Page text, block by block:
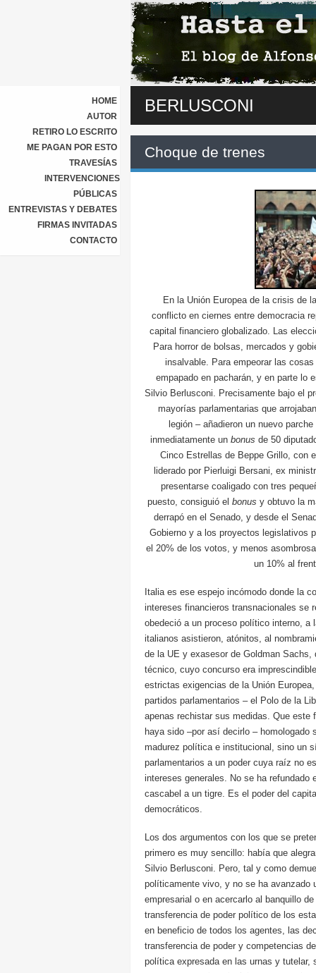
HOME
AUTOR
RETIRO LO ESCRITO
ME PAGAN POR ESTO
TRAVESÍAS
INTERVENCIONES
PÚBLICAS
ENTREVISTAS Y DEBATES
FIRMAS INVITADAS
CONTACTO
BERLUSCONI
Choque de trenes
En la Unión Europea de la crisis de
conflicto en ciernes entre democracia
capital financiero globalizado. Las
Para horror de bolsas, mercados y
insalvable. Para empeorar las
empapado en pacharán, y en parte lo
Silvio Berlusconi. Precisamente bajo el
mayorías parlamentarias que
legión – añadieron un nuevo
inmediatamente un bonus de 50
Cinco Estrellas de Beppe Grillo, con
liderado por Pierluigi Bersani, ex
presentarse coaligado con tres
puesto, consiguió el bonus y obtuvo la
derrapó en el Senado, y desde el
Gobierno y a los proyectos legislativos
el 20% de los votos, y menos
un 10% al
Italia es ese espejo incómodo donde la
intereses financieros transnacionales se
obedeció a un proceso político interno,
italianos asistieron, atónitos, al
de la UE y exasesor de Goldman
técnico, cuyo concurso era
estrictas exigencias de la Unión
partidos parlamentarios – el Polo de la
apenas rechistar sus medidas. Que este
haya sido –por así decirlo –
madurez política e institucional, sino un
parlamentarios a un poder cuya raíz no
intereses generales. No se ha
cascabel a un tigre. Es el poder del
democráticos.
Los dos argumentos con los que se
primero es muy sencillo: había que
Silvio Berlusconi. Pero, tal y como
políticamente vivo, y no se ha avanzado
empresarial o en acercarlo al banquillo
transferencia de poder político de los
en beneficio de todos los agentes, las
transferencia de poder y competencias
política expresada en las urnas y tutelar,